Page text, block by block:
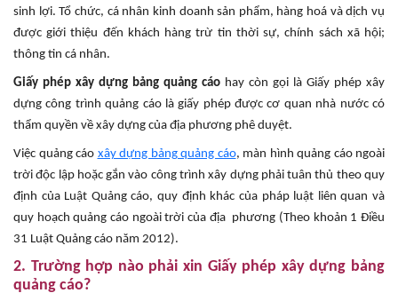
sinh lợi. Tổ chức, cá nhân kinh doanh sản phẩm, hàng hoá và dịch vụ
được giới thiệu đến khách hàng trừ tin thời sự, chính sách xã hội;
thông tin cá nhân.
Giấy phép xây dựng bảng quảng cáo hay còn gọi là Giấy phép xây
dựng công trình quảng cáo là giấy phép được cơ quan nhà nước có
thẩm quyền về xây dựng của địa phương phê duyệt.
Việc quảng cáo xây dựng bảng quảng cáo, màn hình quảng cáo ngoài
trời độc lập hoặc gắn vào công trình xây dựng phải tuân thủ theo quy
định của Luật Quảng cáo, quy định khác của pháp luật liên quan và
quy hoạch quảng cáo ngoài trời của địa phương (Theo khoản 1 Điều
31 Luật Quảng cáo năm 2012).
2. Trường hợp nào phải xin Giấy phép xây dựng bảng
quảng cáo?